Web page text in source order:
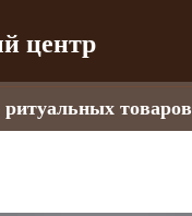
центр
ритуальных товаров